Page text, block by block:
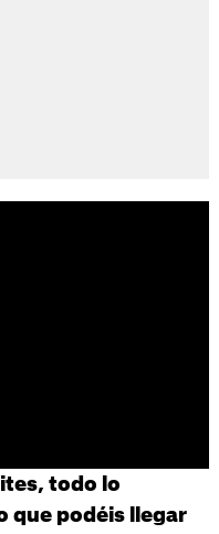
todo lo
que podéis llegar